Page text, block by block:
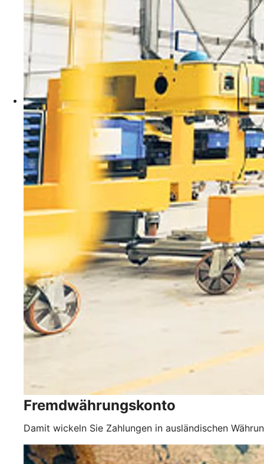
Fremdwährungskonto
Damit wickeln Sie Zahlungen in ausländischen